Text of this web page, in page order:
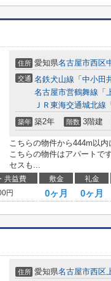
住所 愛知県名古屋市西区
交通 名鉄犬山線 「 中小田
名古屋市営鶴舞線 「
ＪＲ東海交通城北線 「
築年 築2年 階数 3階建
こちらの物件から444m以
こちらの物件はアパートで
セスも...
共益費 敷金 礼金
円 0ヶ月 0ヶ月
住所 愛知県名古屋市西区